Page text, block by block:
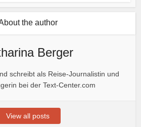
the author
Berger
schreibt als Reise-Journalistin und
bei der Text-Center.com
View all posts